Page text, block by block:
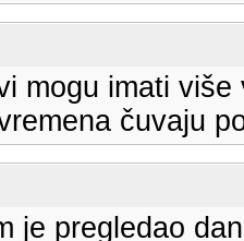
mogu imati
čuvaju
je pregledao